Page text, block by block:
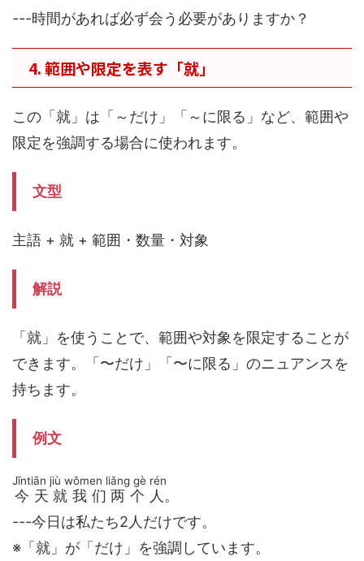
---時間があれば必ず会う必要がありますか？
4. 範囲や限定を表す「就」
この「就」は「～だけ」「～に限る」など、範囲や
限定を強調する場合に使われます。
文型
主語 + 就 + 範囲・数量・対象
解説
「就」を使うことで、範囲や対象を限定することが
できます。「〜だけ」「〜に限る」のニュアンスを
持ちます。
例文
今天就我们两个人
Jīntiān jiù wǒmen liǎng gè rén
。
---今日は私たち2人だけです。
※「就」が「だけ」を強調しています。